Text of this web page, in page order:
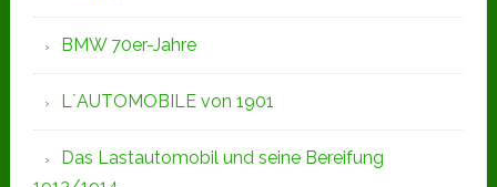
BMW 70er-Jahre
L`AUTOMOBILE von 1901
Das Lastautomobil und seine Bereifung